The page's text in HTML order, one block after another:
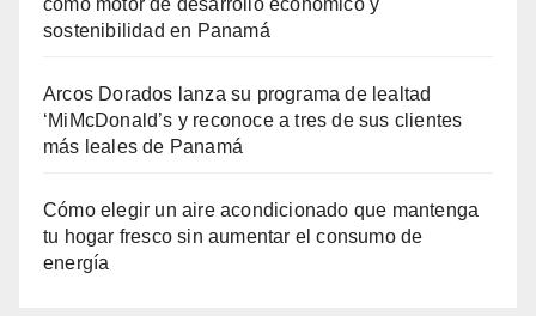
como motor de desarrollo económico y
sostenibilidad en Panamá
Arcos Dorados lanza su programa de lealtad
‘MiMcDonald’s y reconoce a tres de sus clientes
más leales de Panamá
Cómo elegir un aire acondicionado que mantenga
tu hogar fresco sin aumentar el consumo de
energía